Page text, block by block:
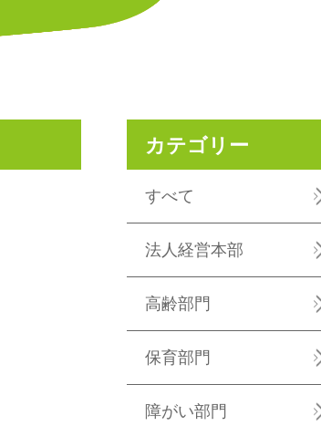
カテゴリー
すべて
法人経営本部
高齢部門
保育部門
障がい部門